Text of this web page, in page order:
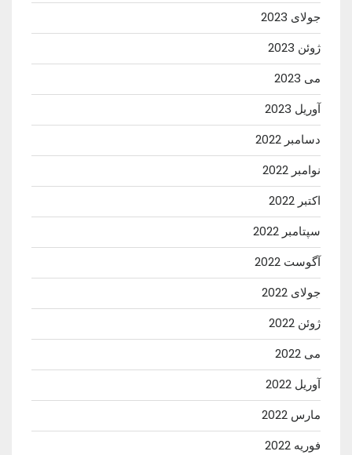
جولای 2023
ژوئن 2023
می 2023
آوریل 2023
دسامبر 2022
نوامبر 2022
اکتبر 2022
سپتامبر 2022
آگوست 2022
جولای 2022
ژوئن 2022
می 2022
آوریل 2022
مارس 2022
فوریه 2022